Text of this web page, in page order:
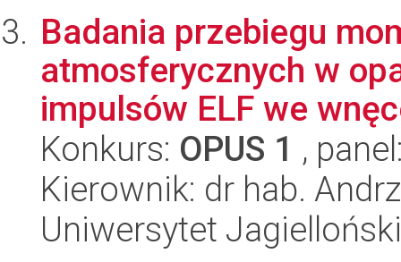
Badania przebiegu
atmosferycznych w
impulsów ELF we
Konkurs: OPUS 1 ,
Kierownik: dr hab.
Uniwersytet Jagielloński